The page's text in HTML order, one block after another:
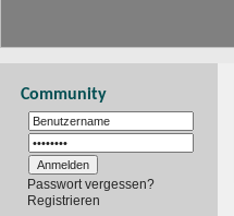
Community
Passwort vergessen?
Registrieren